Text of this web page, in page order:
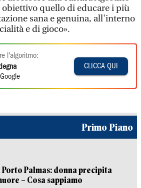
obiettivo quello di educare i più
sana e genuina, all'interno
e di gioco».
l'algoritmo:
CLICCA QUI
Primo Piano
Porto Palmas: donna precipita
– Cosa sappiamo